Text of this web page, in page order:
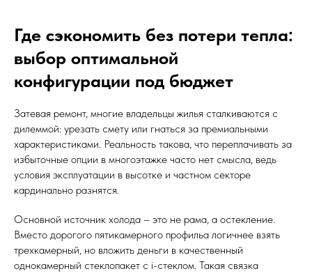
Где сэкономить без потери тепла:
выбор оптимальной
конфигурации под бюджет
Затевая ремонт, многие владельцы жилья сталкиваются с
дилеммой: урезать смету или гнаться за премиальными
характеристиками. Реальность такова, что переплачивать за
избыточные опции в многоэтажке часто нет смысла, ведь
условия эксплуатации в высотке и частном секторе
кардинально разнятся.
Основной источник холода – это не рама, а остекление.
Вместо дорогого пятикамерного профильа логичнее взять
трехкамерный, но вложить деньги в качественный
однокамерный стеклопакет с i-стеклом. Такая связка